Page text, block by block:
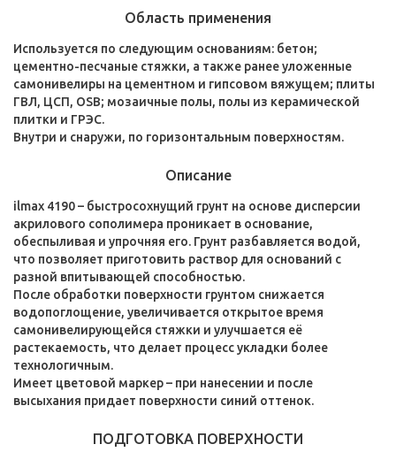
Область применения
Используется по следующим основаниям: бетон;
цементно-песчаные стяжки, а также ранее уложенные
самонивелиры на цементном и гипсовом вяжущем; плиты
ГВЛ, ЦСП, OSB; мозаичные полы, полы из керамической
плитки и ГРЭС.
Внутри и снаружи, по горизонтальным поверхностям.
Описание
ilmax 4190 – быстросохнущий грунт на основе дисперсии
акрилового сополимера проникает в основание,
обеспыливая и упрочняя его. Грунт разбавляется водой,
что позволяет приготовить раствор для оснований с
разной впитывающей способностью.
После обработки поверхности грунтом снижается
водопоглощение, увеличивается открытое время
самонивелирующейся стяжки и улучшается её
растекаемость, что делает процесс укладки более
технологичным.
Имеет цветовой маркер – при нанесении и после
высыхания придает поверхности синий оттенок.
ПОДГОТОВКА ПОВЕРХНОСТИ